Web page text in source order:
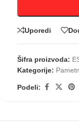
Uporedi
Šifra proizvoda:
Kategorije:
Podeli: